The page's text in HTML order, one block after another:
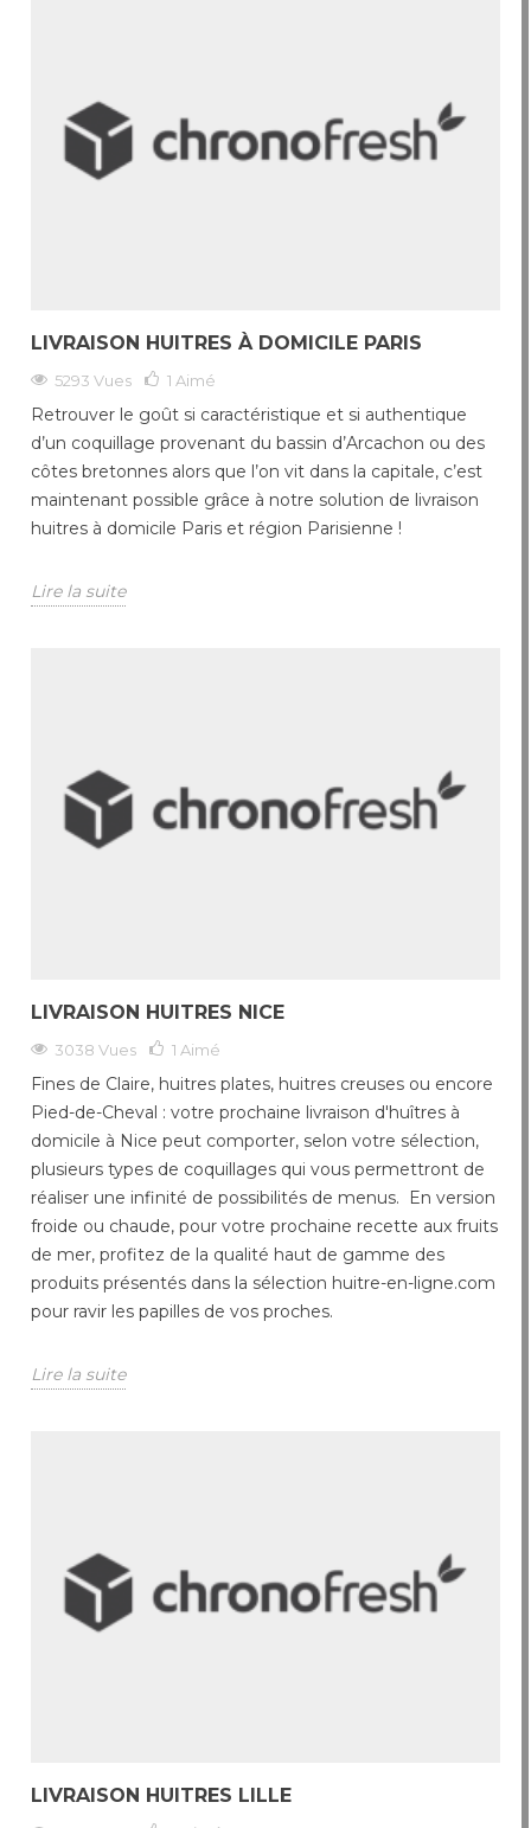
LIVRAISON HUITRES À DOMICILE PARIS
5293 Vues 1 Aimé
Retrouver le goût si caractéristique et si authentique
d’un coquillage provenant du bassin d’Arcachon ou des
côtes bretonnes alors que l’on vit dans la capitale, c’est
maintenant possible grâce à notre solution de livraison
huitres à domicile Paris et région Parisienne !
Lire la suite
LIVRAISON HUITRES NICE
3038 Vues 1 Aimé
Fines de Claire, huitres plates, huitres creuses ou encore
Pied-de-Cheval : votre prochaine livraison d'huîtres à
domicile à Nice peut comporter, selon votre sélection,
plusieurs types de coquillages qui vous permettront de
réaliser une infinité de possibilités de menus. En version
froide ou chaude, pour votre prochaine recette aux fruits
de mer, profitez de la qualité haut de gamme des
produits présentés dans la sélection huitre-en-ligne.com
pour ravir les papilles de vos proches.
Lire la suite
LIVRAISON HUITRES LILLE